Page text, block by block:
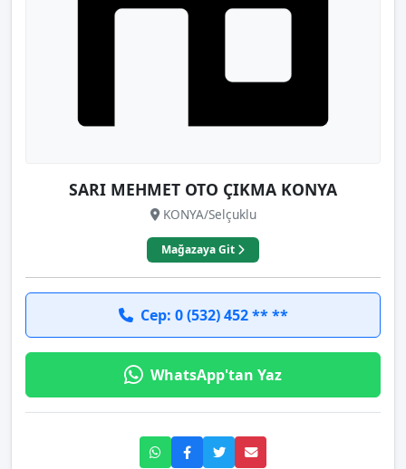
SARI MEHMET OTO ÇIKMA KONYA
KONYA/Selçuklu
Mağazaya Git
Cep: 0 (532) 452 ** **
WhatsApp'tan Yaz